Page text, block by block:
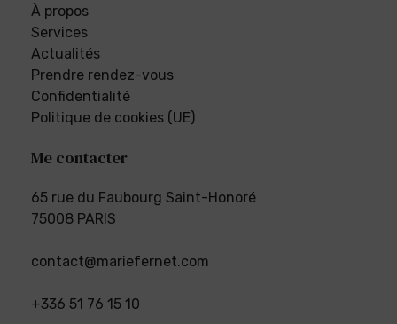
À propos
Services
Actualités
Prendre rendez-vous
Confidentialité
Politique de cookies (UE)
Me contacter
65 rue du Faubourg Saint-Honoré
75008 PARIS
contact@mariefernet.com
+336 51 76 15 10